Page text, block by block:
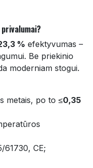
% efektyvumas –
Be priekinio
moderniam stogui.
metais, po to ≤0,35
61730, CE;